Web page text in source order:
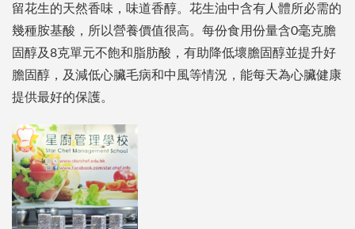
留花生的天然香味，味道香醇。花生油中含有人體所必需的
幾種胺基酸，所以營養價值很高。每份食用份量含0毫克膽
固醇及8克單元不飽和脂肪酸，有助降低壞膽固醇並提升好
膽固醇，及減低心臟毛病和中風等情況，能每天為心臟健康
提供最好的保護。